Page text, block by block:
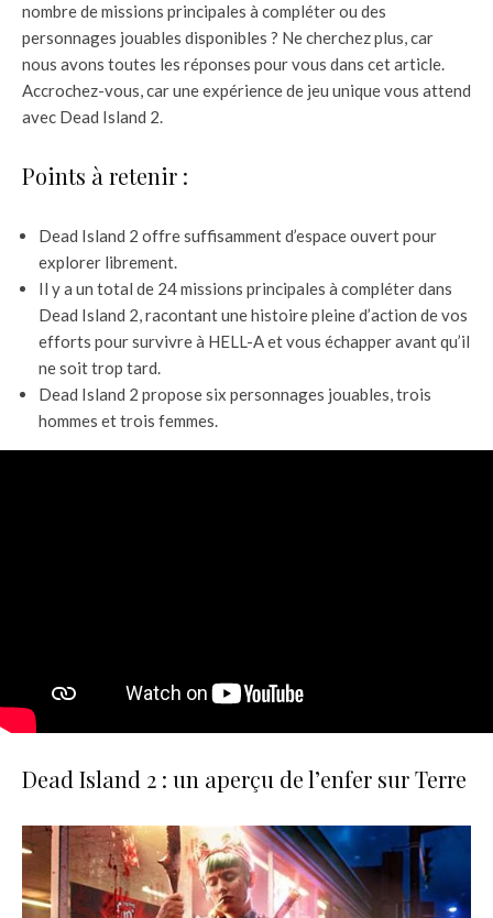
nombre de missions principales à compléter ou des
personnages jouables disponibles ? Ne cherchez plus, car
nous avons toutes les réponses pour vous dans cet article.
Accrochez-vous, car une expérience de jeu unique vous attend
avec Dead Island 2.
Points à retenir :
Dead Island 2 offre suffisamment d’espace ouvert pour
explorer librement.
Il y a un total de 24 missions principales à compléter dans
Dead Island 2, racontant une histoire pleine d’action de vos
efforts pour survivre à HELL-A et vous échapper avant qu’il
ne soit trop tard.
Dead Island 2 propose six personnages jouables, trois
hommes et trois femmes.
Dead Island 2 : un aperçu de l’enfer sur Terre